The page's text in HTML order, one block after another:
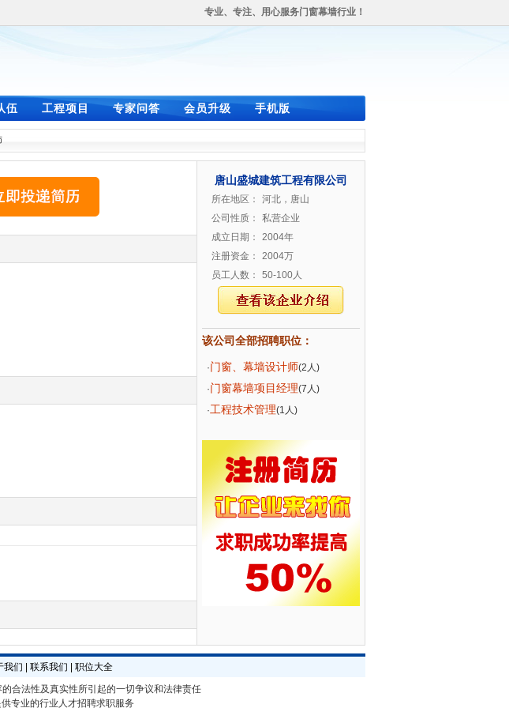
专业、专注、用心服务门窗幕墙行业！
伍 工程项目 专家问答 会员升级 手机版
唐山盛城建筑工程有限公司
所在地区：
河北，唐山
公司性质：
私营企业
成立日期：
2004年
注册资金：
2004万
员工人数：
50-100人
该公司全部招聘职位：
·门窗、幕墙设计师(2人)
·门窗幕墙项目经理(7人)
·工程技术管理(1人)
我们 联系我们
职位大全
合法性及真实性所引起的一切争议和法律责任
专业的行业人才招聘求职服务